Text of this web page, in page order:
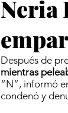
Neria
Después de
mientras
“N”, informó
condenó y